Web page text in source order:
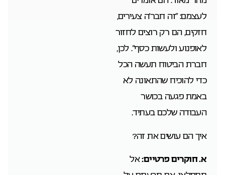
לעצמם: “זה חבר’ה צעירים,
חזקים, הם רק רוצים לחזור
לאופנוע ולעשות כסף”. לכן,
חברת הביטוח תעשה הכל
כדי להוכיח שהתאונה לא
באמת פגעה בכושר
העבודה שלכם בעתיד.
איך הם עושים את זה?
א. חוקרים פרטיים:אל